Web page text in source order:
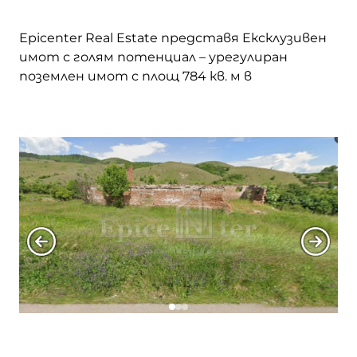
с. Дебели лаг
с. Дивотино
с. Доброславци
с. Долни Романци
с. Калище
с. Кладница
Epicenter Real Estate представя Eксклузивен
имот с голям потенциал – урегулиран
поземлен имот с площ 784 кв. м в
и за дългосрочна инвестиция, с лесен
достъп по асфалтов път и спокойна зелена
среда. Районът е известен с красивата си
природа и близостта до Гърленската … <a
href="https://epicenter.estate/epicenter-
village/">Continued</a>